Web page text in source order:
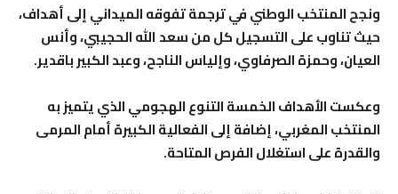
ونجح المنتخب الوطني في ترجمة تفوقه الميداني إلى أهداف،
حيث تناوب على التسجيل كل من سعد الله الحجيبي، وأنس
العيان، وحمزة الصرفاوي، وإلياس الناجح، وعبد الكبير باقدير.
وعكست الأهداف الخمسة التنوع الهجومي الذي يتميز به
المنتخب المغربي، إضافة إلى الفعالية الكبيرة أمام المرمى
والقدرة على استغلال الفرص المتاحة.